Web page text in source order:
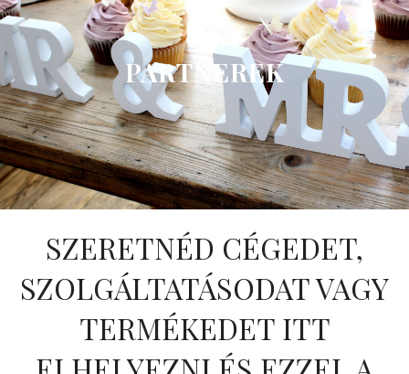
PARTNEREK
SZERETNÉD CÉGEDET,
SZOLGÁLTATÁSODAT VAGY
TERMÉKEDET ITT